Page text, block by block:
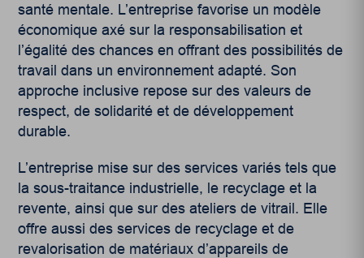
santé mentale. L’entreprise favorise un modèle
économique axé sur la responsabilisation et
l’égalité des chances en offrant des possibilités de
travail dans un environnement adapté. Son
approche inclusive repose sur des valeurs de
respect, de solidarité et de développement
durable.
L’entreprise mise sur des services variés tels que
la sous-traitance industrielle, le recyclage et la
revente, ainsi que sur des ateliers de vitrail. Elle
offre aussi des services de recyclage et de
revalorisation de matériaux d’appareils de